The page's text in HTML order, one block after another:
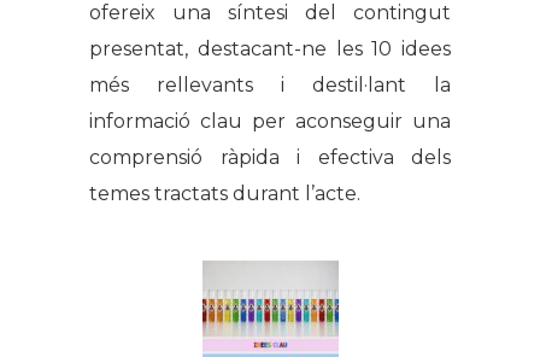
ofereix una síntesi del contingut
presentat, destacant-ne les 10 idees
més rellevants i destil·lant la
informació clau per aconseguir una
comprensió ràpida i efectiva dels
temes tractats durant l’acte.